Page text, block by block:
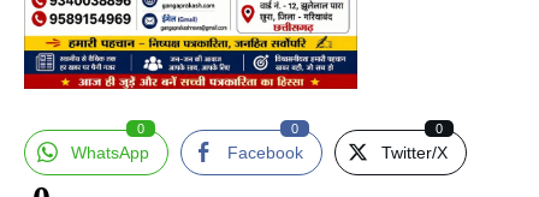
WhatsApp
0
Facebook
0
Twitter/X
0